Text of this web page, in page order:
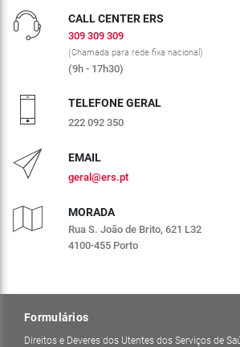
CALL CENTER ERS
309 309 309
(Chamada para rede fixa nacional)
(9h - 17h30)
TELEFONE GERAL
222 092 350
EMAIL
geral@ers.pt
MORADA
Rua S. João de Brito, 621 L32
4100-455 Porto
Formulários
Direitos e Deveres dos Utentes dos Serviços de